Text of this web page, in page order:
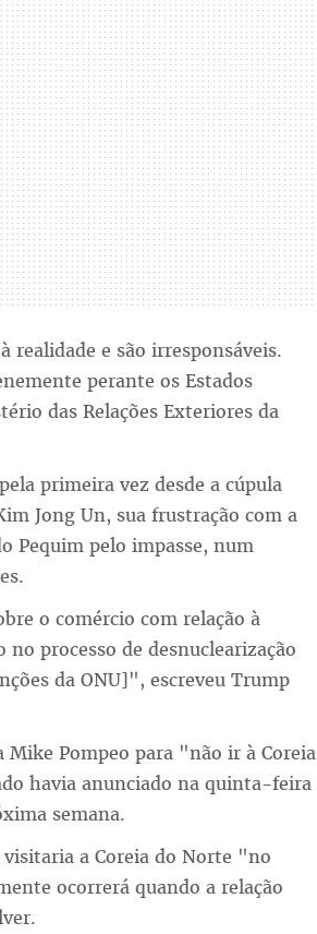
realidade e são irresponsáveis.
perante os Estados
das Relações Exteriores da
primeira vez desde a cúpula
Jong Un, sua frustração com a
Pequim pelo impasse, num
o comércio com relação à
processo de desnuclearização
da ONU]", escreveu Trump
Pompeo para "não ir à Coreia
havia anunciado na quinta-feira
semana.
a Coreia do Norte "no
ocorrerá quando a relação